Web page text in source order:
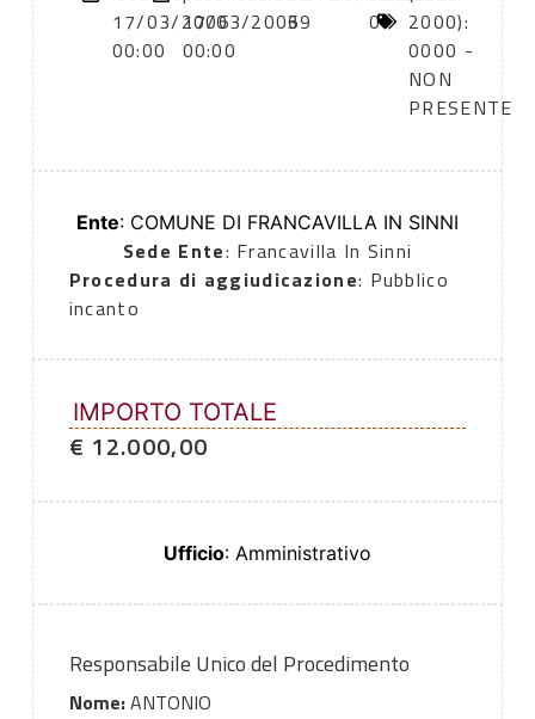
17/03/2006
00:00
17/03/2006
00:00
39
0
2000):
0000 -
NON
PRESENTE
Ente: COMUNE DI FRANCAVILLA IN SINNI
Sede Ente: Francavilla In Sinni
Procedura di aggiudicazione: Pubblico
incanto
IMPORTO TOTALE
€ 12.000,00
Ufficio: Amministrativo
Responsabile Unico del Procedimento
Nome:ANTONIO